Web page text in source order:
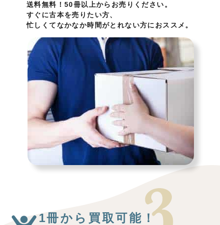
送料無料！50冊以上からお売りください。
すぐに古本を売りたい方、
忙しくてなかなか時間がとれない方におススメ。
1冊から買取可能！